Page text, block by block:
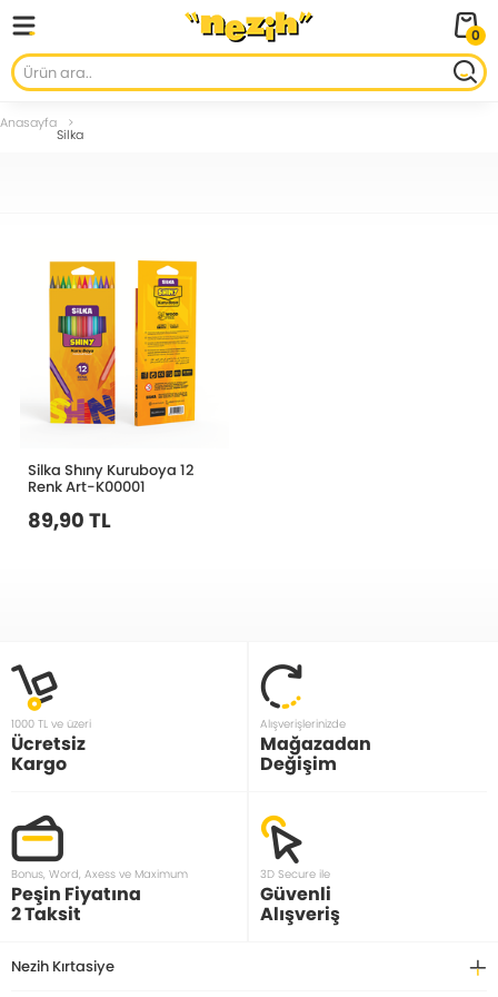
0
Anasayfa
Silka
Silka Shıny Kuruboya 12
Renk Art-K00001
89,90 TL
1000 TL ve üzeri
Ücretsiz
Kargo
Alışverişlerinizde
Mağazadan
Değişim
Bonus, Word, Axess ve Maximum
Peşin Fiyatına
2 Taksit
3D Secure ile
Güvenli
Alışveriş
Nezih Kırtasiye